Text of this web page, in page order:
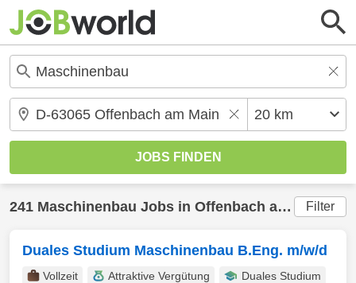
241 Maschinenbau Jobs in Offenbach am Main (20
Filter
Duales Studium Maschinenbau B.Eng. m/w/d
Vollzeit Attraktive Vergütung
Duales Studium